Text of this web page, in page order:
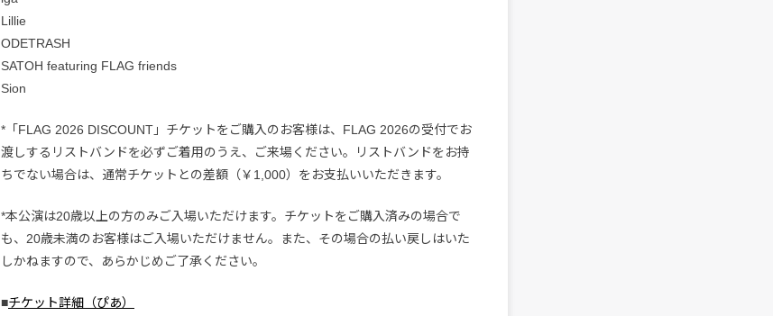
Lillie
ODETRASH
SATOH featuring FLAG friends
Sion
*「FLAG 2026 DISCOUNT」チケットをご購入のお客様は、FLAG 2026の受付でお
渡しするリストバンドを必ずご着用のうえ、ご来場ください。リストバンドをお持
ちでない場合は、通常チケットとの差額（￥1,000）をお支払いいただきます。
*本公演は20歳以上の方のみご入場いただけます。チケットをご購入済みの場合で
も、20歳未満のお客様はご入場いただけません。また、その場合の払い戻しはいた
しかねますので、あらかじめご了承ください。
■チケット詳細（ぴあ）